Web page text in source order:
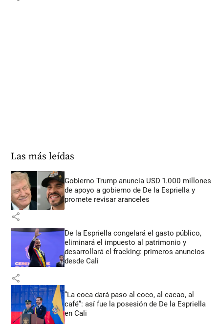
Las más leídas
Gobierno Trump anuncia USD 1.000 millones
de apoyo a gobierno de De la Espriella y
promete revisar aranceles
share
De la Espriella congelará el gasto público,
eliminará el impuesto al patrimonio y
desarrollará el fracking: primeros anuncios
desde Cali
share
“La coca dará paso al coco, al cacao, al
café”: así fue la posesión de De la Espriella
en Cali